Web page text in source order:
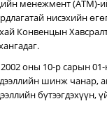
менежмент (ATM)-
нисэхийн
Конвенцын
оны 10-р сарын
шинж чанар,
бүтээгдэхүүн,